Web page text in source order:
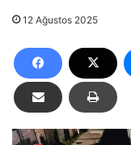
12 Ağustos 2025